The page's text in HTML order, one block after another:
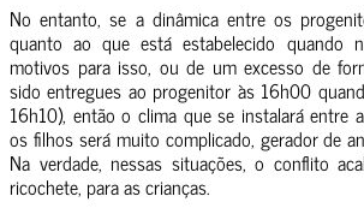
No entanto, se a dinâmica entre os
quanto ao que está estabelecido quando
motivos para isso, ou de um excesso de
sido entregues ao progenitor às 16h00
16h10), então o clima que se instalará entre
os filhos será muito complicado, gerador de
Na verdade, nessas situações, o conflito
ricochete, para as crianças.